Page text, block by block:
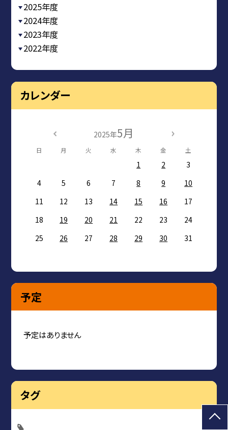
2025年度
2024年度
2023年度
2022年度
カレンダー
2025年5月
日 月 火 水 木 金 土
1 2
3
4
5 6 7 8 9
10
11
12 13 14 15 16
17
18
19 20 21 22 23
24
25
26 27 28 29 30 31
予定
予定はありません
タグ